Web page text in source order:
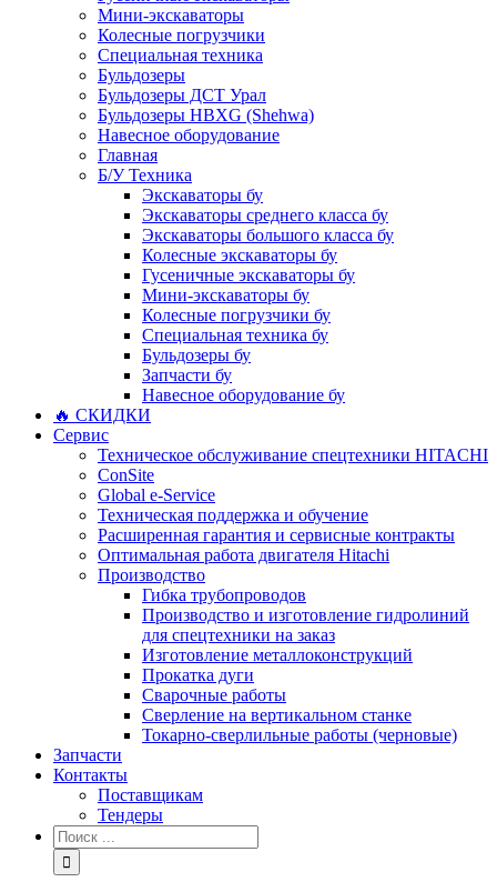
Мини-экскаваторы
Колесные погрузчики
Специальная техника
Бульдозеры
Бульдозеры ДСТ Урал
Бульдозеры HBXG (Shehwa)
Навесное оборудование
Главная
Б/У Техника
Экскаваторы бу
Экскаваторы среднего класса бу
Экскаваторы большого класса бу
Колесные экскаваторы бу
Гусеничные экскаваторы бу
Мини-экскаваторы бу
Колесные погрузчики бу
Специальная техника бу
Бульдозеры бу
Запчасти бу
Навесное оборудование бу
🔥 СКИДКИ
Сервис
Техническое обслуживание спецтехники HITACHI
ConSite
Global e-Service
Техническая поддержка и обучение
Расширенная гарантия и сервисные контракты
Оптимальная работа двигателя Hitachi
Производство
Гибка трубопроводов
Производство и изготовление гидролиний
для спецтехники на заказ
Изготовление металлоконструкций
Прокатка дуги
Сварочные работы
Сверление на вертикальном станке
Токарно-сверлильные работы (черновые)
Запчасти
Контакты
Поставщикам
Тендеры
Результат
поиска: